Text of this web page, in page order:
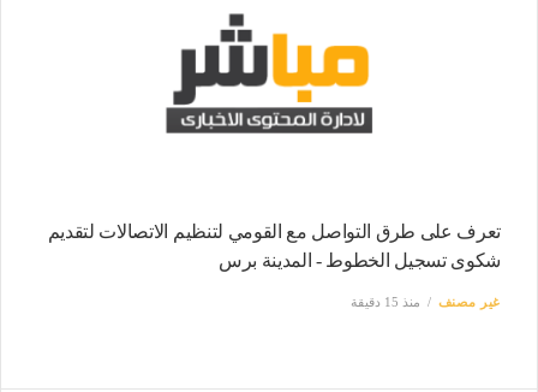
تعرف على طرق التواصل مع القومي لتنظيم الاتصالات لتقديم
شكوى تسجيل الخطوط - المدينة برس
غير مصنف منذ 15 دقيقة